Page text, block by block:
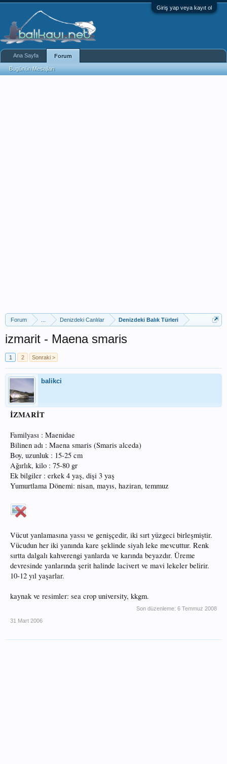
Giriş yap veya kayıt ol
Forum Denizdeki Canlılar Denizdeki Balık Türleri
izmarit - Maena smaris
1 2 Sonraki >
balikci
İZMARİT
Familyası : Maenidae
Bilinen adı : Maena smaris (Smaris alceda)
Boy, uzunluk : 15-25 cm
Ağırlık, kilo : 75-80 gr
Ek bilgiler : erkek 4 yaş, dişi 3 yaş
Yumurtlama Dönemi: nisan, mayıs, haziran, temmuz
Vücut yanlamasına yassı ve genişçedir, iki sırt yüzgeci birleşmiştir.
Vücudun her iki yanında kare şeklinde siyah leke mevcuttur. Renk
sırtta dalgalı kahverengi yanlarda ve karında beyazdır. Üreme
devresinde yanlarında şerit halinde lacivert ve mavi lekeler belirir.
10-12 yıl yaşarlar.
kaynak ve resimler: sea crop university, kkgm.
Son düzenleme: 6 Temmuz 2008
31 Mart 2006
Ana Sayfa Forum
Bugünün Mesajları